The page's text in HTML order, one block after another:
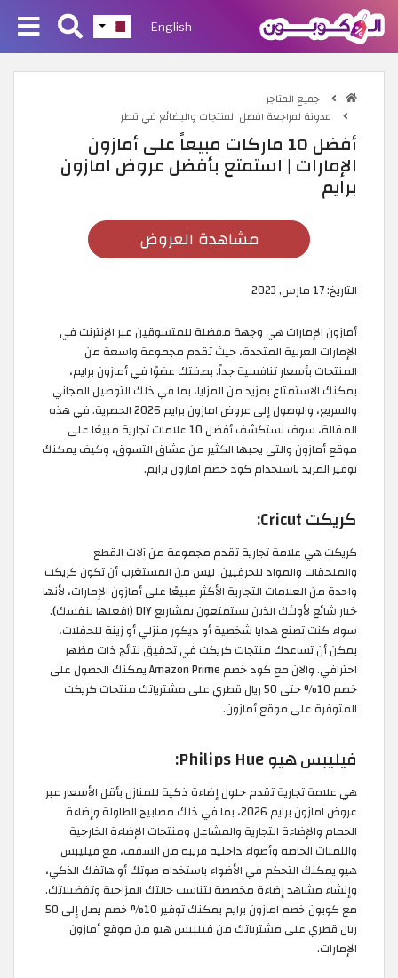
English
جميع المتاجر
مدونة لمراجعة افضل المنتجات والبضائع في قطر
أفضل 10 ماركات مبيعاً على أمازون
الإمارات | استمتع بأفضل عروض امازون
برايم
مشاهدة العروض
التاريخ:17 مارس, 2023
أمازون الإمارات هي وجهة مفضلة للمتسوقين عبر الإنترنت في
الإمارات العربية المتحدة، حيث تقدم مجموعة واسعة من
المنتجات بأسعار تنافسية جداً. بصفتك عضوًا في أمازون برايم،
يمكنك الاستمتاع بمزيد من المزايا، بما في ذلك التوصيل المجاني
والسريع، والوصول إلى عروض امازون برايم 2026 الحصرية. في هذه
المقالة، سوف نستكشف أفضل 10 علامات تجارية مبيعًا على
موقع أمازون والتي يحبها الكثير من عشاق التسوق، وكيف يمكنك
توفير المزيد باستخدام كود خصم امازون برايم.
كريكت Cricut:
كريكت هي علامة تجارية تقدم مجموعة من آلات القطع
والملحقات والمواد للحرفيين. ليس من المستغرب أن تكون كريكت
واحدة من العلامات التجارية الأكثر مبيعًا على أمازون الإمارات، لأنها
خيار شائع لأولئك الذين يستمتعون بمشاريع DIY (افعلها بنفسك).
سواء كنت تصنع هدايا شخصية أو ديكور منزلي أو زينة للحفلات،
يمكن أن تساعدك منتجات كريكت في تحقيق نتائج ذات مظهر
احترافي. والان مع كود خصم Amazon Prime يمكنك الحصول على
خصم 10% حتى 50 ريال قطري على مشترياتك منتجات كريكت
المتوفرة على موقع أمازون.
فيليبس هيو Philips Hue:
هي علامة تجارية تقدم حلول إضاءة ذكية للمنازل بأقل الأسعار عبر
عروض امازون برايم 2026، بما في ذلك مصابيح الطاولة وإضاءة
الحمام والإضاءة التجارية والمشاعل ومنتجات الإضاءة الخارجية
واللمبات الخاصة وأضواء داخلية قريبة من السقف، مع فيليبس
هيو يمكنك التحكم في الأضواء باستخدام صوتك أو هاتفك الذكي،
وإنشاء مشاهد إضاءة مخصصة لتناسب حالتك المزاجية وتفضيلاتك.
مع كوبون خصم امازون برايم يمكنك توفير 10% خصم يصل إلى 50
ريال قطري على مشترياتك من فيليبس هيو من موقع أمازون
الإمارات.